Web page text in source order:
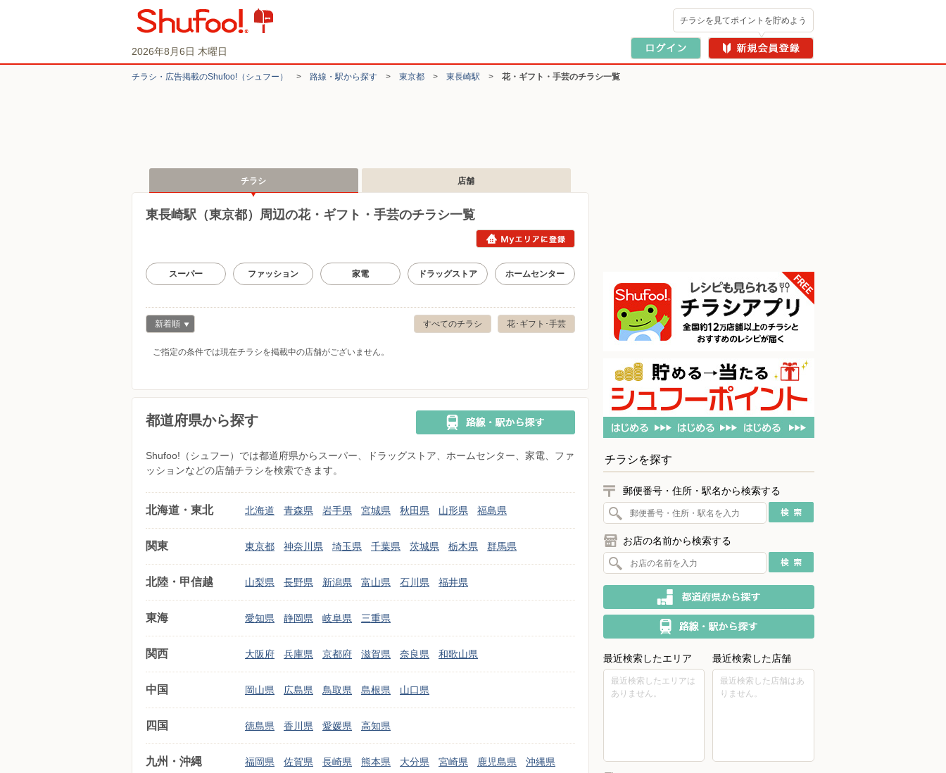
2026年8月6日 木曜日
チラシを見てポイントを貯めよう
チラシ・​広告掲載の​Shufoo!​（シュフー） > 路線・駅から探す > 東京都 > 東長崎駅 > 花・ギフト・手芸のチラシ一覧
チラシ 店舗
東長崎駅（東京都）周辺の花・ギフト・手芸のチラシ一覧
スーパー ファッション 家電 ドラッグストア ホームセンター
花･ギフト･手芸
すべてのチラシ
新着順
ご指定の条件では現在チラシを掲載中の店舗がございません。
都道府県から探す
Shufoo!（シュフー）では都道府県からスーパー、ドラッグストア、ホームセンター、家電、ファ
ッションなどの店舗チラシを検索できます。
北海道・東北 北海道 青森県 岩手県 宮城県 秋田県 山形県 福島県
関東 東京都 神奈川県 埼玉県 千葉県 茨城県 栃木県 群馬県
北陸・甲信越 山梨県 長野県 新潟県 富山県 石川県 福井県
東海 愛知県 静岡県 岐阜県 三重県
関西 大阪府 兵庫県 京都府 滋賀県 奈良県 和歌山県
中国 岡山県 広島県 鳥取県 島根県 山口県
四国 徳島県 香川県 愛媛県 高知県
九州・沖縄 福岡県 佐賀県 長崎県 熊本県 大分県 宮崎県 鹿児島県 沖縄県
チラシを探す
郵便番号・住所・駅名から検索する
お店の名前から検索する
最近検索したエリア
最近検索したエリアは
ありません。
最近検索した店舗
最近検索した店舗はあ
りません。